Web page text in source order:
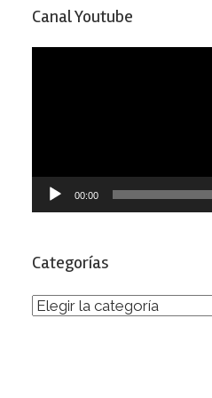
Canal Youtube
00:00
Categorías
Categorías